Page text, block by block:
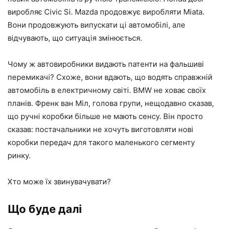
виробляє Civic Si. Mazda продовжує виробляти Miata.
Вони продовжують випускати ці автомобілі, але
відчувають, що ситуація змінюється.
Чому ж автовиробники видають патенти на фальшиві
перемикачі? Схоже, вони вдають, що водять справжній
автомобіль в електричному світі. BMW не ховає своїх
планів. Френк ван Міл, голова групи, нещодавно сказав,
що ручні коробки більше не мають сенсу. Він просто
сказав: постачальники не хочуть виготовляти нові
коробки передач для такого маленького сегменту
ринку.
Хто може їх звинувачувати?
Що буде далі